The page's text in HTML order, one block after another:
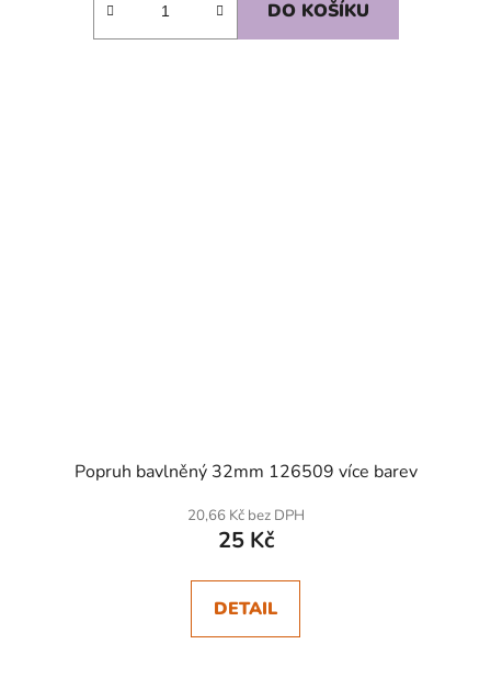
DO KOŠÍKU
Popruh bavlněný 32mm 126509 více barev
20,66 Kč bez DPH
25 Kč
DETAIL